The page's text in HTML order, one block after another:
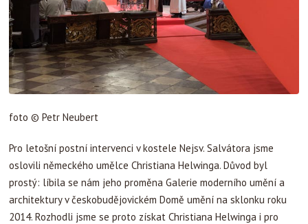
foto © Petr Neubert
Pro letošní postní intervenci v kostele Nejsv. Salvátora jsme
oslovili německého umělce Christiana Helwinga. Důvod byl
prostý: líbila se nám jeho proměna Galerie moderního umění a
architektury v českobudějovickém Domě umění na sklonku roku
2014. Rozhodli jsme se proto získat Christiana Helwinga i pro